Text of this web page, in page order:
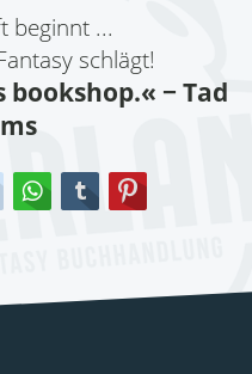
beginnt ...
schlägt!
bookshop.« − Tad
Reddit WhatsApp
tumblr